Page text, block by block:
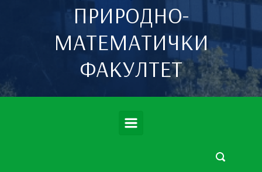
ПРИРОДНО-
МАТЕМАТИЧКИ
ФАКУЛТЕТ